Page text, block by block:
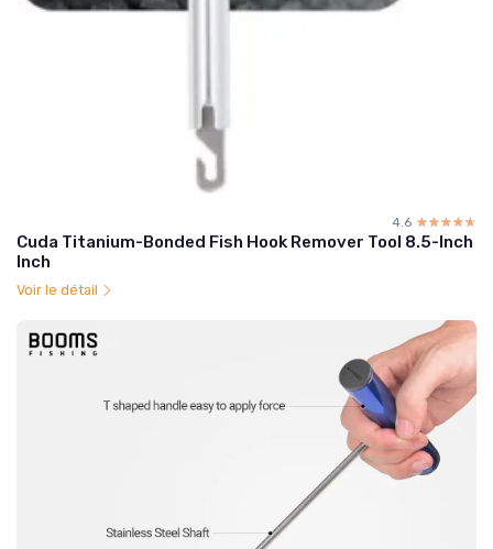
4.6 ☆☆☆☆☆
★★★★★
Cuda Titanium-Bonded Fish Hook Remover Tool 8.5-Inch
Inch
Voir le détail